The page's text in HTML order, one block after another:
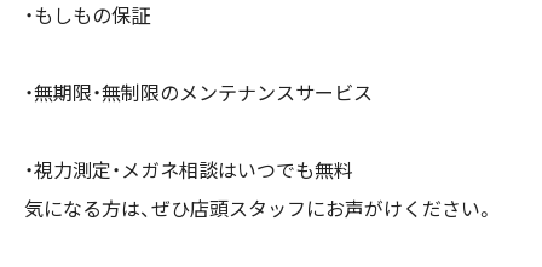
・もしもの保証
・無期限・無制限のメンテナンスサービス
・視力測定・メガネ相談はいつでも無料
気になる方は、ぜひ店頭スタッフにお声がけください。